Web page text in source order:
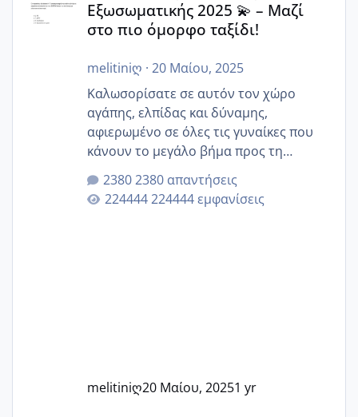
Εξωσωματικής 2025 💫 – Μαζί
στο πιο όμορφο ταξίδι!
melitiniღ · 20 Μαίου, 2025
Καλωσορίσατε σε αυτόν τον χώρο
αγάπης, ελπίδας και δύναμης,
αφιερωμένο σε όλες τις γυναίκες που
κάνουν το μεγάλο βήμα προς τη
μητρότητα μέσω εξωσωματικής το 2025.
Εδώ θα μοιραστούμε αγωνίες, χαρές,
εμπειρίες και κάθε μικρή ή μεγάλη
2380 απαντήσεις
224444 εμφανίσεις
melitiniღ20 Μαίου, 20251 yr